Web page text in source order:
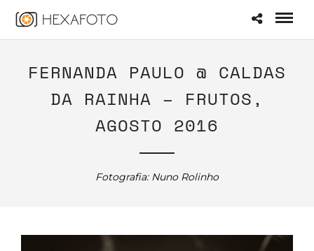
FERNANDA PAULO @ CALDAS
DA RAINHA – FRUTOS,
AGOSTO 2016
Fotografia: Nuno Rolinho